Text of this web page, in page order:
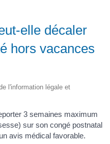
elle décaler
hors vacances
l'information légale et
3 semaines maximum
sur son congé postnatal
avis médical favorable.